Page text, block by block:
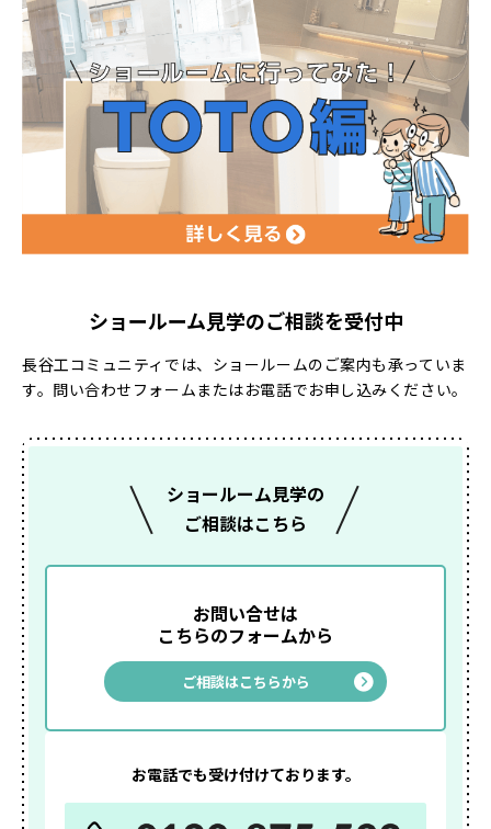
ショールーム見学のご相談を受付中
長谷工コミュニティでは、ショールームのご案内も承っていま
す。問い合わせフォームまたはお電話でお申し込みください。
ショールーム見学の
ご相談はこちら
お問い合せは
こちらのフォームから
ご相談はこちらから
お電話でも受け付けております。